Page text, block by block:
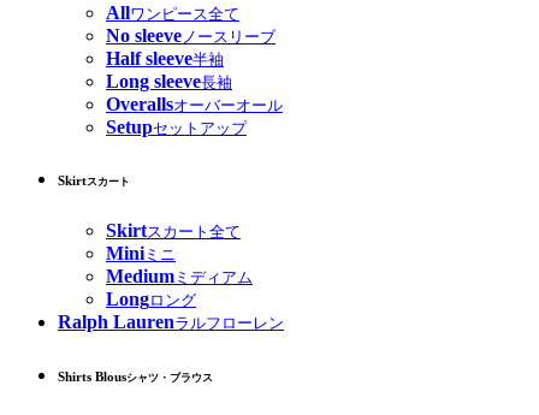
Allワンピース全て
No sleeve ノースリーブ
Half sleeve半袖
Long sleeve長袖
Overallsオーバーオール
Setupセットアップ
Skirtスカート
Skirtスカート全て
Miniミニ
Medium ミディアム
Longロング
Ralph Laurenラルフローレン
Shirts Blousシャツ・ブラウス